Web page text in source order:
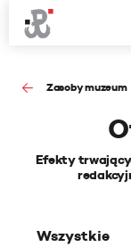
Zasoby muzeum
Efekty
Wszystkie